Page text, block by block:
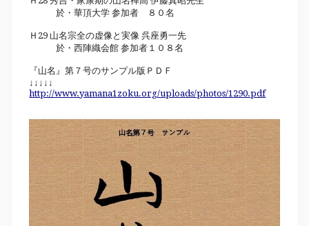
於・華頂大学 参加者 ８０名
Ｈ29 山名宗全の虚像と実像 呉座勇一先
於・西陣織会館 参加者１０８名
『山名』第７号のサンプル版ＰＤＦ
↓↓↓↓↓
http://www.yamana1zoku.org/uploads/photos/1290.pdf